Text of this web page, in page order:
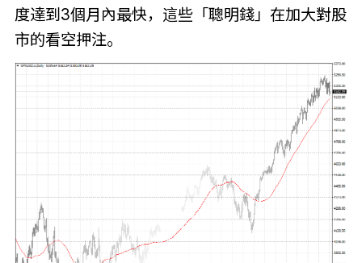
度達到3個月內最快，這些「聰明錢」在加大對股
市的看空押注。